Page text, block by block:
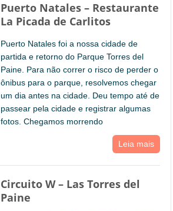
Puerto Natales – Restaurante
La Picada de Carlitos
Puerto Natales foi a nossa cidade de
partida e retorno do Parque Torres del
Paine. Para não correr o risco de perder o
ônibus para o parque, resolvemos chegar
um dia antes na cidade. Deu tempo até de
passear pela cidade e registrar algumas
fotos. Chegamos morrendo
Leia mais
Circuito W – Las Torres del
Paine